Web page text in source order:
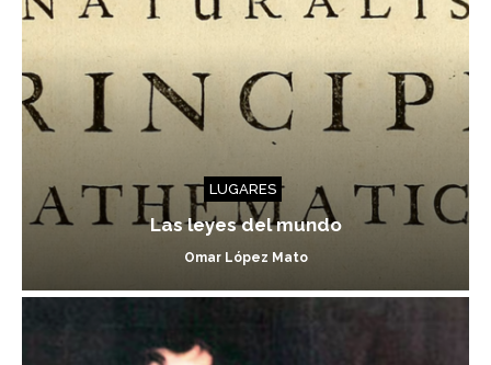
LUGARES
Las leyes del mundo
Omar López Mato